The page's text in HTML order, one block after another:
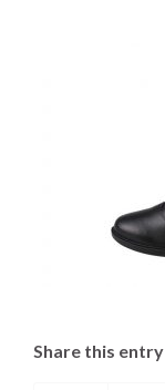
Share this entry